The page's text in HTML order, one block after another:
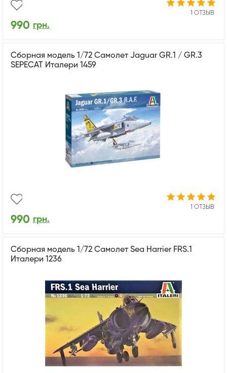
1 ОТЗЫВ
990 грн.
Cборная модель 1/72 Самолет Jaguar GR.1 / GR.3
SEPECAT Италери 1459
1 ОТЗЫВ
990 грн.
Сборная модель 1/72 Самолет Sea Harrier FRS.1
Италери 1236